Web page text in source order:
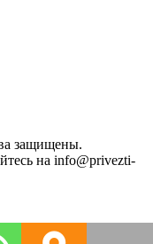
защищены.
на info@privezti-